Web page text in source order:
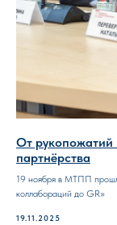
От рукопожатий
партнёрства
19 ноября в МТПП
коллабораций до GR»
19.11.2025